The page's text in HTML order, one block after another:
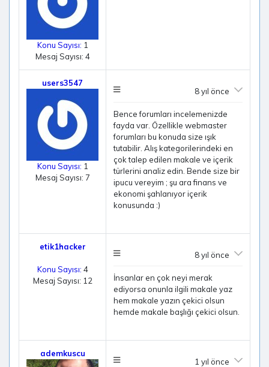
Konu Sayısı: 1
Mesaj Sayısı: 4
users3547
Konu Sayısı: 1
Mesaj Sayısı: 7
8 yıl önce
Bence forumları incelemenizde
fayda var. Özellikle webmaster
forumları bu konuda size ışık
tutabilir. Alış kategorilerindeki en
çok talep edilen makale ve içerik
türlerini analiz edin. Bende size bir
ipucu vereyim ; şu ara finans ve
ekonomi şahlanıyor içerik
konusunda :)
etik1hacker
Konu Sayısı: 4
Mesaj Sayısı: 12
8 yıl önce
İnsanlar en çok neyi merak
ediyorsa onunla ilgili makale yaz
hem makale yazın çekici olsun
hemde makale başlığı çekici olsun.
ademkuscu
1 yıl önce